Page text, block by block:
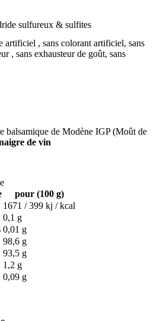
sulfureux & sulfites
artificiel , sans colorant artificiel, sans
, sans exhausteur de goût, sans
balsamique de Modène IGP (Moût de
de vin
pour (100 g)
1671 / 399 kj / kcal
0,1 g
0,01 g
98,6 g
93,5 g
1,2 g
0,09 g